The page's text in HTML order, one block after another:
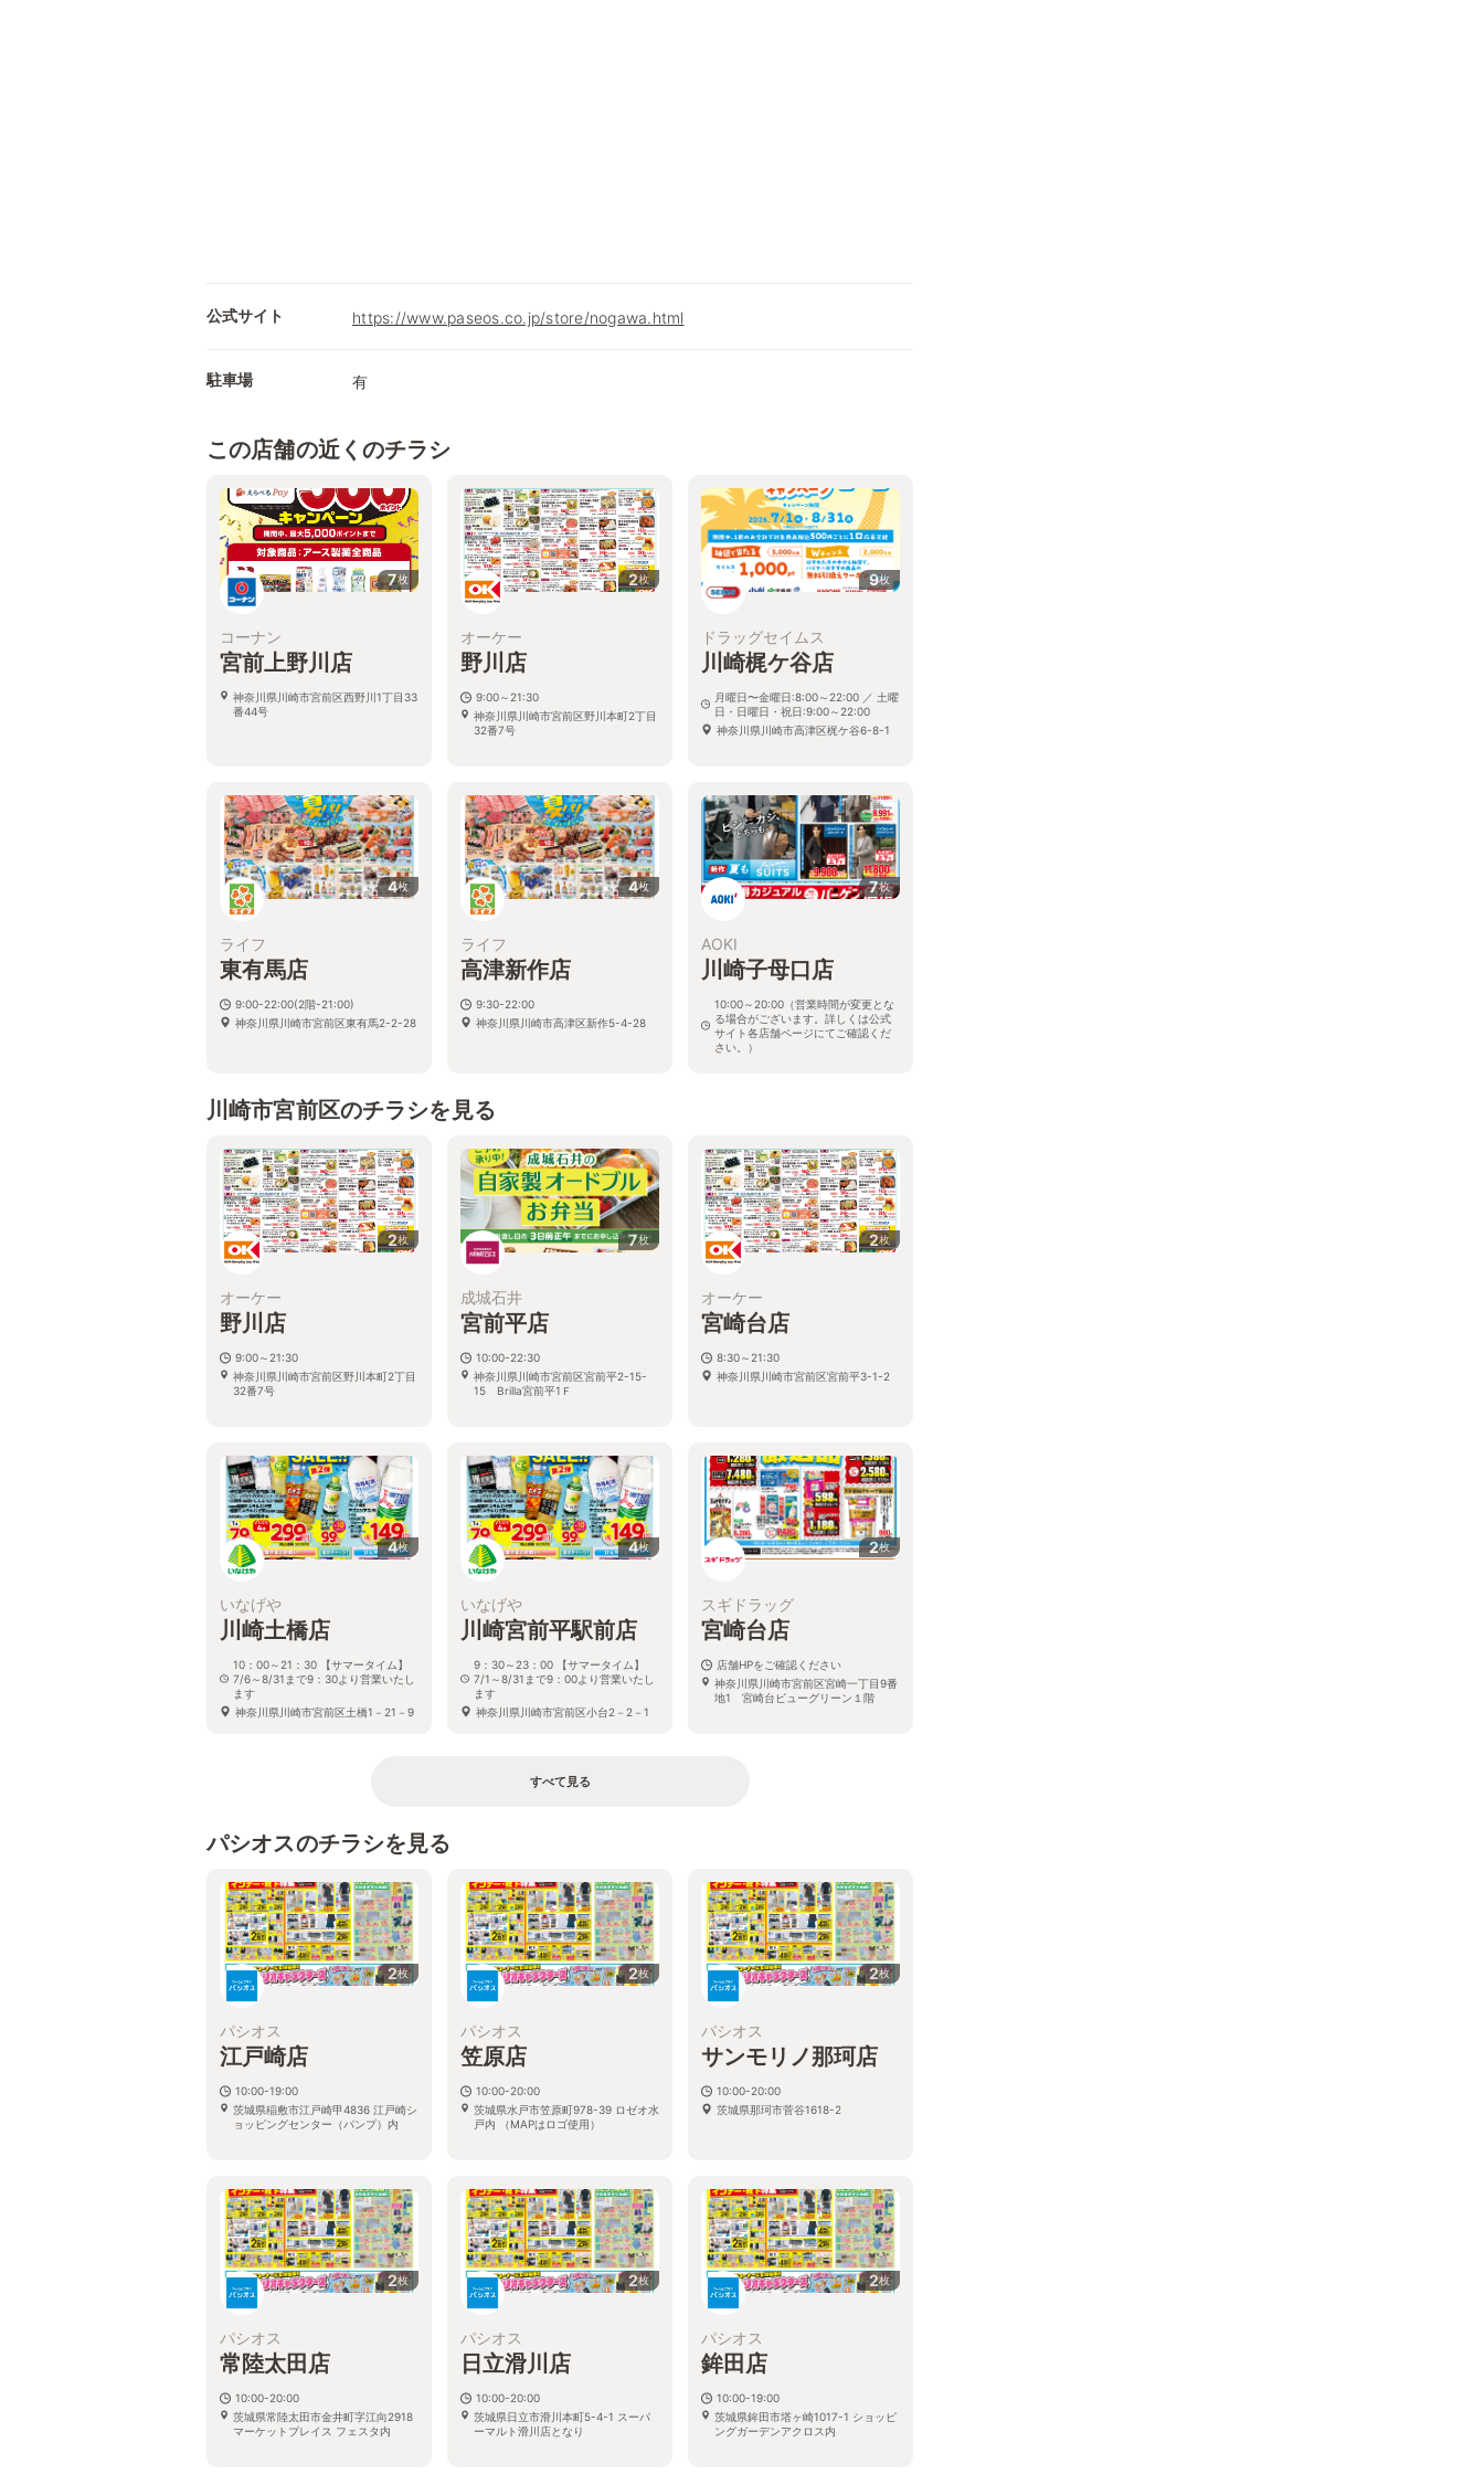
公式サイト https://www.paseos.co.jp/store/nogawa.html
駐車場 有
この店舗の近くのチラシ
7枚
コーナン
宮前上野川店
神奈川県川崎市宮前区西野川1丁目33
番44号
2枚
オーケー
野川店
9:00～21:30
神奈川県川崎市宮前区野川本町2丁目
32番7号
9枚
ドラッグセイムス
川崎梶ケ谷店
月曜日〜金曜日:8:00～22:00 ／ 土曜
日・日曜日・祝日:9:00～22:00
神奈川県川崎市高津区梶ケ谷6-8-1
4枚
ライフ
東有馬店
9:00-22:00(2階-21:00)
神奈川県川崎市宮前区東有馬2-2-28
4枚
ライフ
高津新作店
9:30-22:00
神奈川県川崎市高津区新作5-4-28
7枚
AOKI
川崎子母口店
10:00～20:00（営業時間が変更とな
る場合がございます。詳しくは公式
サイト各店舗ページにてご確認くだ
さい。）
川崎市宮前区のチラシを見る
2枚
オーケー
野川店
9:00～21:30
神奈川県川崎市宮前区野川本町2丁目
32番7号
7枚
成城石井
宮前平店
10:00-22:30
神奈川県川崎市宮前区宮前平2-15-
15 Brilla宮前平1Ｆ
2枚
オーケー
宮崎台店
8:30～21:30
神奈川県川崎市宮前区宮前平3-1-2
4枚
いなげや
川崎土橋店
10：00～21：30 【サマータイム】
7/6～8/31まで9：30より営業いたし
ます
神奈川県川崎市宮前区土橋1－21－9
4枚
いなげや
川崎宮前平駅前店
9：30～23：00 【サマータイム】
7/1～8/31まで9：00より営業いたし
ます
神奈川県川崎市宮前区小台2－2－1
2枚
スギドラッグ
宮崎台店
店舗HPをご確認ください
神奈川県川崎市宮前区宮崎一丁目9番
地1 宮崎台ビューグリーン１階
すべて見る
パシオスのチラシを見る
2枚
パシオス
江戸崎店
10:00-19:00
茨城県稲敷市江戸崎甲4836 江戸崎シ
ョッピングセンター（パンプ）内
2枚
パシオス
笠原店
10:00-20:00
茨城県水戸市笠原町978-39 ロゼオ水
戸内 （MAPはロゴ使用）
2枚
パシオス
サンモリノ那珂店
10:00-20:00
茨城県那珂市菅谷1618-2
2枚
パシオス
常陸太田店
10:00-20:00
茨城県常陸太田市金井町字江向2918
マーケットプレイス フェスタ内
2枚
パシオス
日立滑川店
10:00-20:00
茨城県日立市滑川本町5-4-1 スーパ
ーマルト滑川店となり
2枚
パシオス
鉾田店
10:00-19:00
茨城県鉾田市塔ヶ崎1017-1 ショッピ
ングガーデンアクロス内